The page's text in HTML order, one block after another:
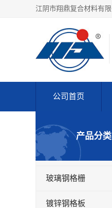
公司首页
产品分类
玻璃钢格栅
镀锌钢格板